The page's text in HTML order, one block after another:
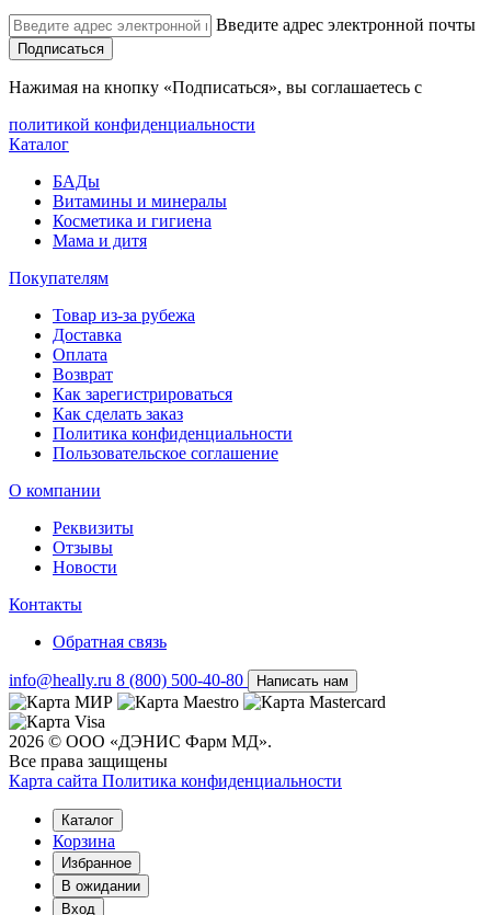
Введите адрес электронной почты
Подписаться
Нажимая на кнопку «Подписаться», вы соглашаетесь с
политикой конфиденциальности
Каталог
БАДы
Витамины и минералы
Косметика и гигиена
Мама и дитя
Покупателям
Товар из-за рубежа
Доставка
Оплата
Возврат
Как зарегистрироваться
Как сделать заказ
Политика конфиденциальности
Пользовательское соглашение
О компании
Реквизиты
Отзывы
Новости
Контакты
Обратная связь
info@heally.ru 8 (800) 500-40-80 Написать нам
2026 © ООО «ДЭНИС Фарм МД».
Все права защищены
Карта сайта Политика конфиден­циальности
Каталог
Корзина
Избранное
В ожидании
Вход